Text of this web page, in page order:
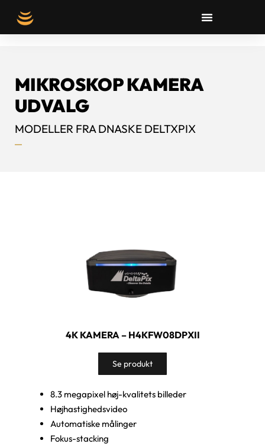
MIKROSKOP KAMERA
UDVALG
MODELLER FRA DNASKE DELTXPIX
4K KAMERA – H4KFW08DPXII
Se produkt
8.3 megapixel høj-kvalitets billeder
Højhastighedsvideo
Automatiske målinger
Fokus-stacking